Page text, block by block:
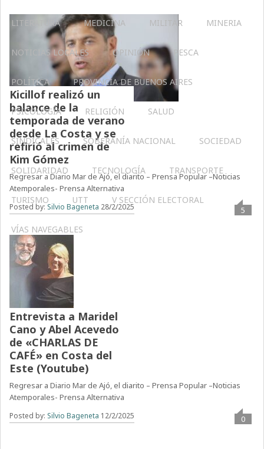
LITERATURA MEDICINA MILITAR MINERIA
NOTICIAS LOCALES OPINIÓN PESCA
POLÍTICA PROVINCIA DE BUENOS AIRES
PSICOLOGÍA RELIGIÓN SALUD
SINDICALES SOBERANÍA NACIONAL SOCIEDAD
SOLIDARIDAD TECNOLOGÍA TRANSPORTE
TURISMO UTT V SECCIÓN ELECTORAL
VÍAS NAVEGABLES
Kicillof realizó un
balance de la
temporada de verano
desde La Costa y se
refirió al crimen de
Kim Gómez
Regresar a Diario Mar de Ajó, el diarito – Prensa Popular –Noticias
Atemporales- Prensa Alternativa
Posted by: Silvio Bageneta 28/2/2025 5
Entrevista a Maridel
Cano y Abel Acevedo
de «CHARLAS DE
CAFÉ» en Costa del
Este (Youtube)
Regresar a Diario Mar de Ajó, el diarito – Prensa Popular –Noticias
Atemporales- Prensa Alternativa
Posted by: Silvio Bageneta 12/2/2025 0